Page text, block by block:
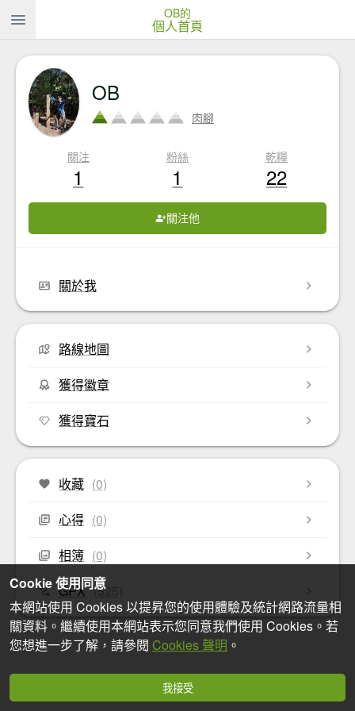
OB的
個人首頁
OB
肉腳
關注
1
粉絲
1
乾糧
22
關注他
關於我
路線地圖
獲得徽章
獲得寶石
收藏 (0)
心得 (0)
相簿 (0)
GPX (525)
Cookie 使用同意
本網站使用 Cookies 以提昇您的使用體驗及統計網路流量相
關資料。繼續使用本網站表示您同意我們使用 Cookies。若
您想進一步了解，請參閱 Cookies 聲明 。
我接受